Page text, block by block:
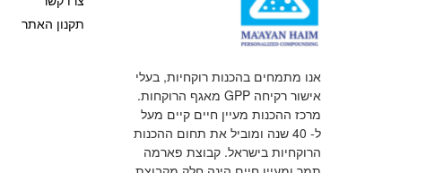
אנו מתמחים בהכנות רוקחיות, בעלי
אישור רקיחה GPP מאגף הרוקחות.
מרכז ההכנות מעיין חיים קיים מעל
ל- 40 שנה ומוביל את תחום ההכנות
הרוקחיות בישראל. קבוצת פארמה
תקנון האתר